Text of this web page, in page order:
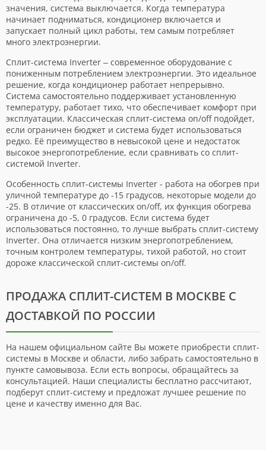
значения, система выключается. Когда температура
начинает подниматься, кондиционер включается и
запускает полный цикл работы, тем самым потребляет
много электроэнергии.
Сплит-система Inverter – современное оборудование с
пониженным потреблением электроэнергии. Это идеальное
решение, когда кондиционер работает непрерывно.
Система самостоятельно поддерживает установленную
температуру, работает тихо, что обеспечивает комфорт при
эксплуатации. Классическая сплит-система on/off подойдет,
если ограничен бюджет и система будет использоваться
редко. Её преимущество в невысокой цене и недостаток
высокое энергопотребление, если сравнивать со сплит-
системой Inverter.
Особенность сплит-системы Inverter - работа на обогрев при
уличной температуре до -15 градусов, некоторые модели до
-25. В отличие от классических on/off, их функция обогрева
ограничена до -5, 0 градусов. Если система будет
использоваться постоянно, то лучше выбрать сплит-систему
Inverter. Она отличается низким энергопотреблением,
точным контролем температуры, тихой работой, но стоит
дороже классической сплит-системы on/off.
ПРОДАЖА СПЛИТ-СИСТЕМ В МОСКВЕ С
ДОСТАВКОЙ ПО РОССИИ
На нашем официальном сайте Вы можете приобрести сплит-
системы в Москве и области, либо забрать самостоятельно в
пункте самовывоза. Если есть вопросы, обращайтесь за
консультацией. Наши специалисты бесплатно рассчитают,
подберут сплит-систему и предложат лучшее решение по
цене и качеству именно для Вас.